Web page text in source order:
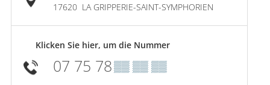
17620 LA GRIPPERIE-SAINT-SYMPHORIEN
Klicken Sie hier, um die Nummer
07 75 78▒▒ ▒▒ ▒▒